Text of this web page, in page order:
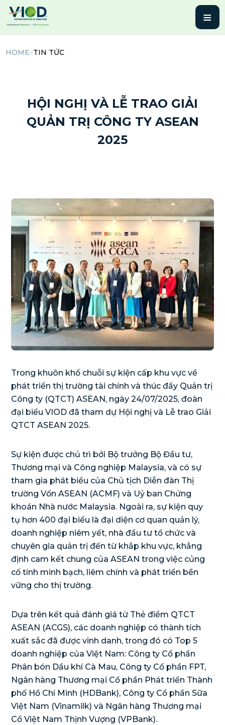
≡
HOME»TIN TỨC
HỘI NGHỊ VÀ LỄ TRAO GIẢI
QUẢN TRỊ CÔNG TY ASEAN
2025
Trong khuôn khổ chuỗi sự kiện cấp khu vực về
phát triển thị trường tài chính và thúc đẩy Quản trị
Công ty (QTCT) ASEAN, ngày 24/07/2025, đoàn
đại biểu VIOD đã tham dự Hội nghị và Lễ trao Giải
QTCT ASEAN 2025.
Sự kiện được chủ trì bởi Bộ trưởng Bộ Đầu tư,
Thương mại và Công nghiệp Malaysia, và có sự
tham gia phát biểu của Chủ tịch Diễn đàn Thị
trường Vốn ASEAN (ACMF) và Uỷ ban Chứng
khoán Nhà nước Malaysia. Ngoài ra, sự kiện quy
tụ hơn 400 đại biểu là đại diện cơ quan quản lý,
doanh nghiệp niêm yết, nhà đầu tư tổ chức và
chuyên gia quản trị đến từ khắp khu vực, khẳng
định cam kết chung của ASEAN trong việc củng
cố tính minh bạch, liêm chính và phát triển bền
vững cho thị trường.
Dựa trên kết quả đánh giá từ Thẻ điểm QTCT
ASEAN (ACGS), các doanh nghiệp có thành tích
xuất sắc đã được vinh danh, trong đó có Top 5
doanh nghiệp của Việt Nam: Công ty Cổ phần
Phân bón Dầu khí Cà Mau, Công ty Cổ phần FPT,
Ngân hàng Thương mại Cổ phần Phát triển Thành
phố Hồ Chí Minh (HDBank), Công ty Cổ phần Sữa
Việt Nam (Vinamilk) và Ngân hàng Thương mại
Cổ Việt Nam Thịnh Vượng (VPBank).